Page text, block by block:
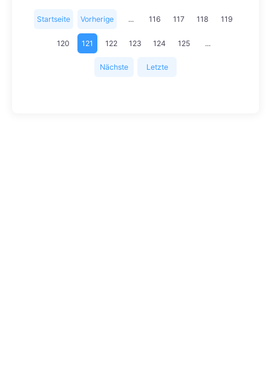
Startseite Vorherige
Seite
... 116 117 118 119
120 121 122 123 124 125 ...
Nächste Letzte